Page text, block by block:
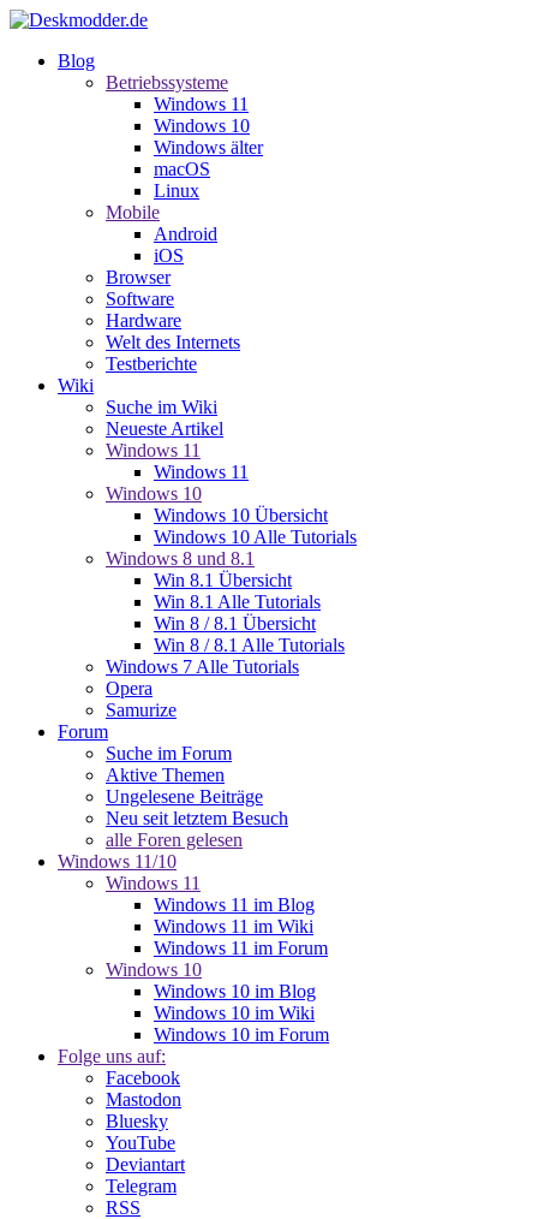
Blog
Betriebssysteme
Windows 11
Windows 10
Windows älter
macOS
Linux
Mobile
Android
iOS
Browser
Software
Hardware
Welt des Internets
Testberichte
Wiki
Suche im Wiki
Neueste Artikel
Windows 11
Windows 11
Windows 10
Windows 10 Übersicht
Windows 10 Alle Tutorials
Windows 8 und 8.1
Win 8.1 Übersicht
Win 8.1 Alle Tutorials
Win 8 / 8.1 Übersicht
Win 8 / 8.1 Alle Tutorials
Windows 7 Alle Tutorials
Opera
Samurize
Forum
Suche im Forum
Aktive Themen
Ungelesene Beiträge
Neu seit letztem Besuch
alle Foren gelesen
Windows 11/10
Windows 11
Windows 11 im Blog
Windows 11 im Wiki
Windows 11 im Forum
Windows 10
Windows 10 im Blog
Windows 10 im Wiki
Windows 10 im Forum
Folge uns auf:
Facebook
Mastodon
Bluesky
YouTube
Deviantart
Telegram
RSS